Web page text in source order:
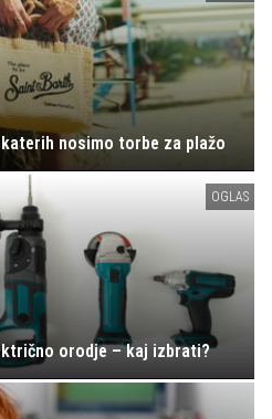
nosimo torbe za plažo
OGLAS
orodje – kaj izbrati?